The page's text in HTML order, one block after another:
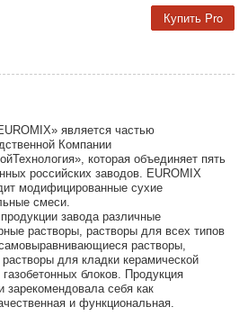
Купить Pro
является частью
Компании
которая объединяет пять
российских заводов. EUROMIX
модифицированные сухие
смеси.
завода различные
растворы, растворы для всех типов
растворы,
для кладки керамической
газобетонных блоков. Продукция
зарекомендовала себя как
и функциональная.